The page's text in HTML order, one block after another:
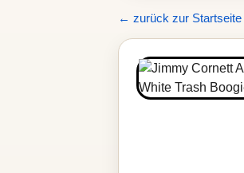
← zurück zur Startseite